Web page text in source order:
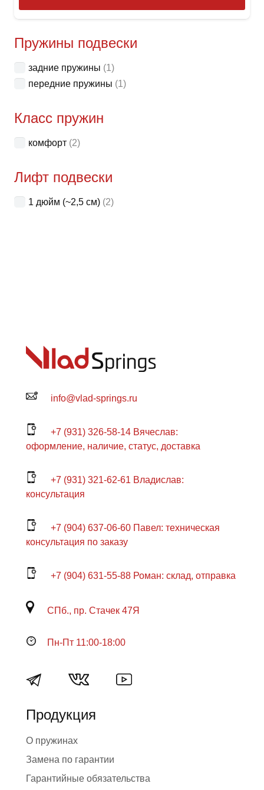
товар
Пружины подвески
задние пружины (1)
передние пружины (1)
Класс пружин
комфорт (2)
Лифт подвески
1 дюйм (~2,5 см) (2)
info@vlad-springs.ru
+7 (931) 326-58-14 Вячеслав:
оформление, наличие, статус, доставка
+7 (931) 321-62-61 Владислав:
консультация
+7 (904) 637-06-60 Павел: техническая
консультация по заказу
+7 (904) 631-55-88 Роман: склад, отправка
СПб., пр. Стачек 47Я
Пн-Пт 11:00-18:00
Продукция
О пружинах
Замена по гарантии
Гарантийные обязательства